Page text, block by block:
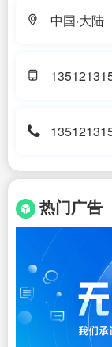
中国·大陆
热门广告